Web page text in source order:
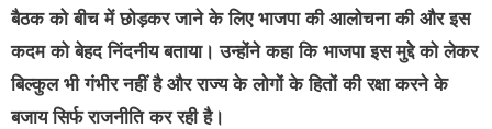
बैठक को बीच में छोड़कर जाने के लिए भाजपा की आलोचना की और इस
कदम को बेहद निंदनीय बताया। उन्होंने कहा कि भाजपा इस मुद्देे को लेकर
बिल्कुल भी गंभीर नहीं है और राज्य के लोगों के हितों की रक्षा करने के
बजाय सिर्फ राजनीति कर रही है।